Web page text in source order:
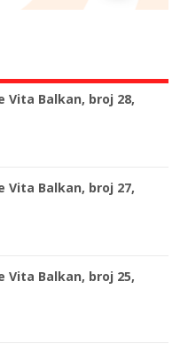
Vita Balkan, broj 28,
Vita Balkan, broj 27,
Vita Balkan, broj 25,